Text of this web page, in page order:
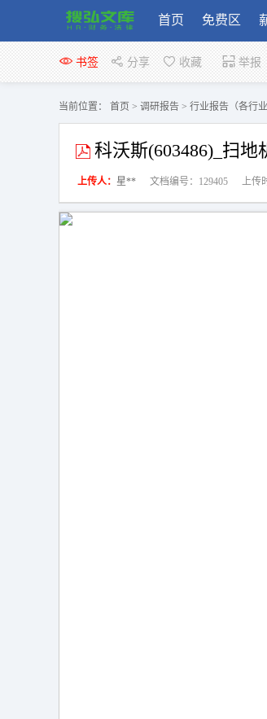
首页 免费区
书签 分享 收藏 举报
当前位置： 首页 > 调研报告 > 行业报告（各行业
科沃斯(603486)_扫
上传人： 星** 文档编号：129405 上传